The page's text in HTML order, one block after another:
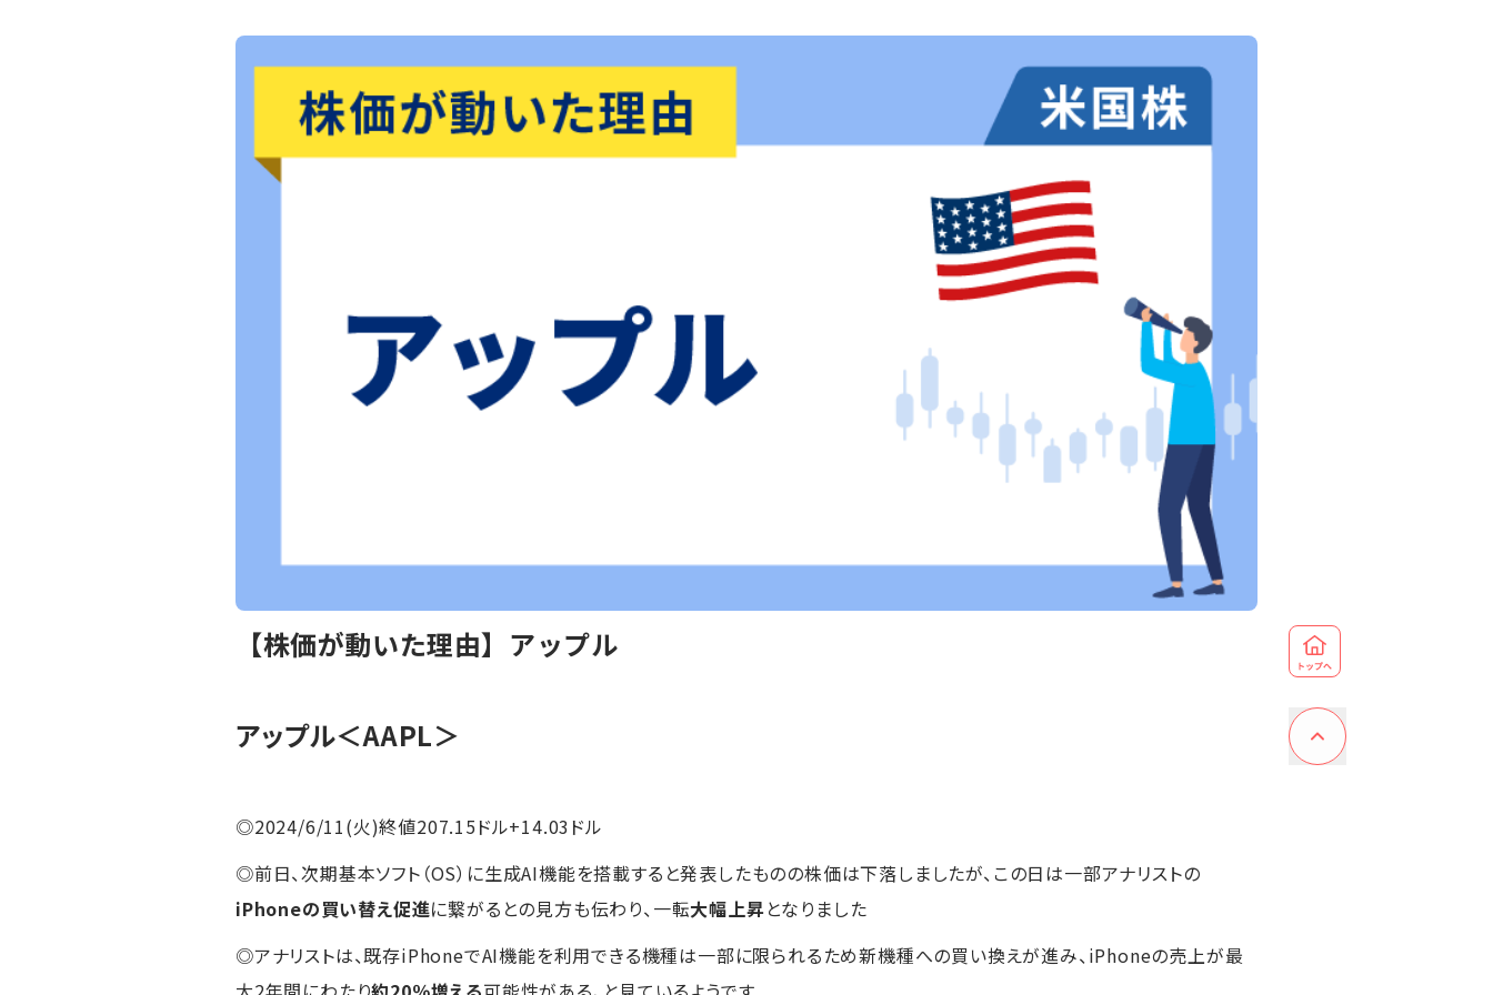
【株価が動いた理由】アップル
アップル＜AAPL＞
◎2024/6/11(火)終値207.15ドル+14.03ドル
◎前日、次期基本ソフト（OS）に生成AI機能を搭載すると発表したものの株価は下落しましたが、この日は一部アナリストの
iPhoneの買い替え促進に繋がるとの見方も伝わり、一転大幅上昇となりました
◎アナリストは、既存iPhoneでAI機能を利用できる機種は一部に限られるため新機種への買い換えが進み、iPhoneの売上が最